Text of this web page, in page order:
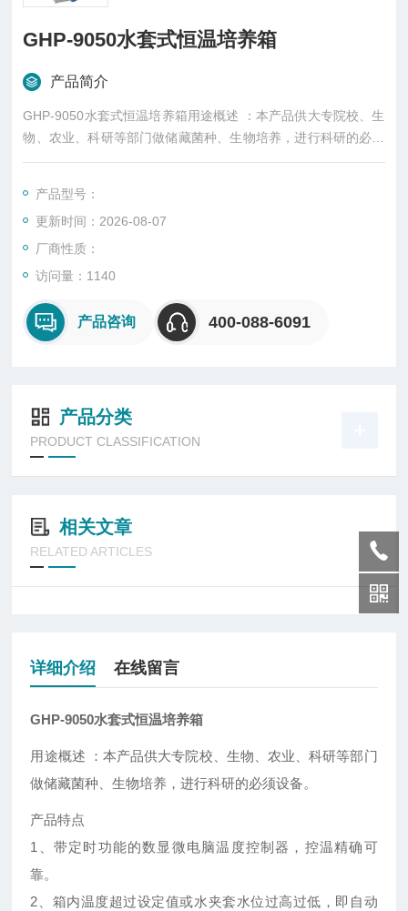
GHP-9050水套式恒温培养箱
产品简介
GHP-9050水套式恒温培养箱用途概述 ：本产品供大专院校、生
物、农业、科研等部门做储藏菌种、生物培养，进行科研的必须
设备
产品型号：
更新时间：2026-08-07
厂商性质：
访问量：1140
产品咨询 400-088-6091
产品分类
PRODUCT CLASSIFICATION
相关文章
RELATED ARTICLES
详细介绍 在线留言
GHP-9050水套式恒温培养箱
用途概述 ：本产品供大专院校、生物、农业、科研等部门
做储藏菌种、生物培养，进行科研的必须设备。
产品特点
1、带定时功能的数显微电脑温度控制器，控温精确可
靠。
2、箱内温度超过设定值或水夹套水位过高过低，即自动